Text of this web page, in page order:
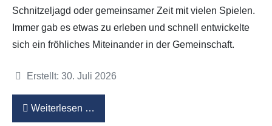
Schnitzeljagd oder gemeinsamer Zeit mit vielen Spielen.
Immer gab es etwas zu erleben und schnell entwickelte
sich ein fröhliches Miteinander in der Gemeinschaft.
Details
Erstellt: 30. Juli 2026
Weiterlesen …